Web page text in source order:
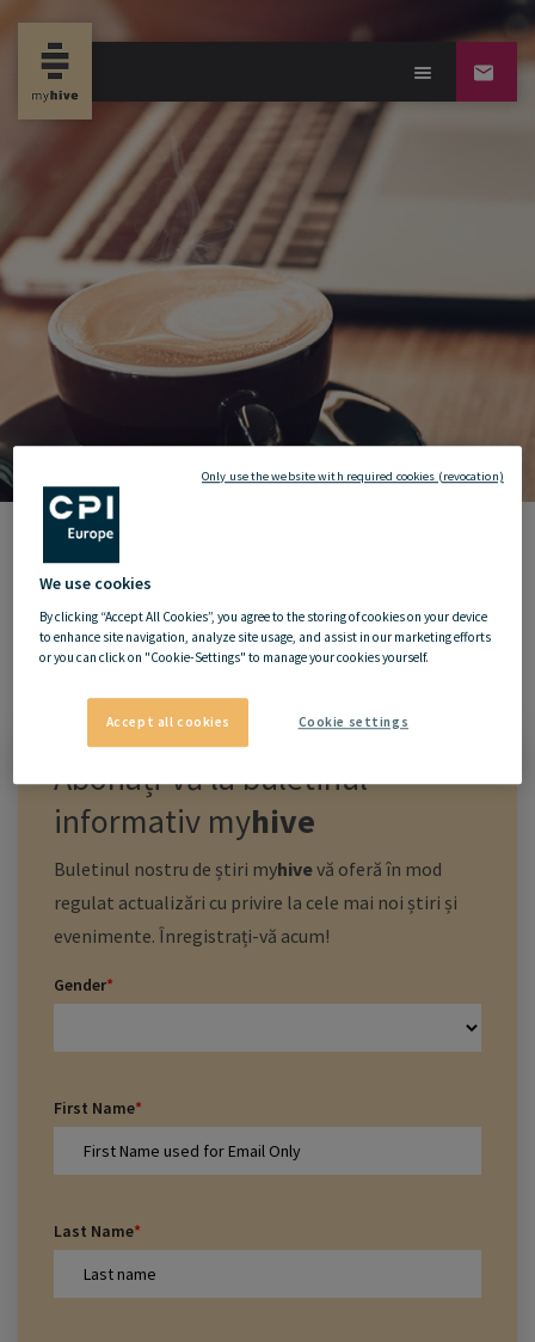
new propertynews
17.02.2021
Abonați-vă la buletinul
informativ myhive
Buletinul nostru de știri myhivevă oferă în mod
regulat actualizări cu privire la cele mai noi știri și
evenimente. Înregistrați-vă acum!
Gender*
First Name*
Last Name*
We use cookies
By clicking “Accept All Cookies”, you agree to the storing of cookies on your device
to enhance site navigation, analyze site usage, and assist in our marketing efforts
or you can click on "Cookie-Settings" to manage your cookies yourself.
Accept all cookies Cookie settings
Only use the website with required cookies (revocation)